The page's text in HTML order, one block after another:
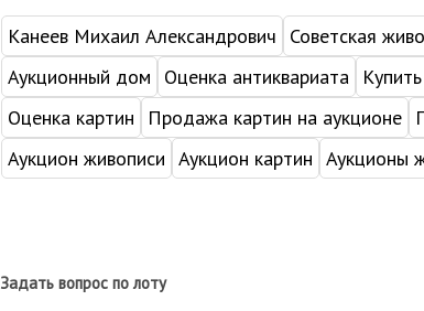
Канеев Михаил Александрович
Советская
Аукционный дом
Оценка антиквариата
Оценка картин
Продажа картин на аукционе
Аукцион живописи Аукцион картин Аукционы
Задать вопрос по лоту